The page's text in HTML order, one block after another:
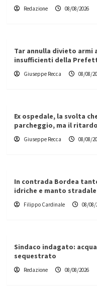
Redazione 08/08/2026
Tar annulla divieto armi
insufficienti della
Giuseppe Recca 08/08/
Ex ospedale, la svolta
parcheggio, ma il
Giuseppe Recca 08/08/
In contrada Bordea
idriche e manto
Filippo Cardinale 08/08/
Sindaco indagato:
sequestrato
Redazione 08/08/2026